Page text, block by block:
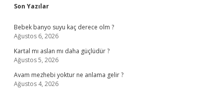
Sidebar
Son Yazılar
Bebek banyo suyu kaç derece olm ?
Ağustos 6, 2026
Kartal mı aslan mı daha güçlüdür ?
Ağustos 5, 2026
Avam mezhebi yoktur ne anlama gelir ?
Ağustos 4, 2026